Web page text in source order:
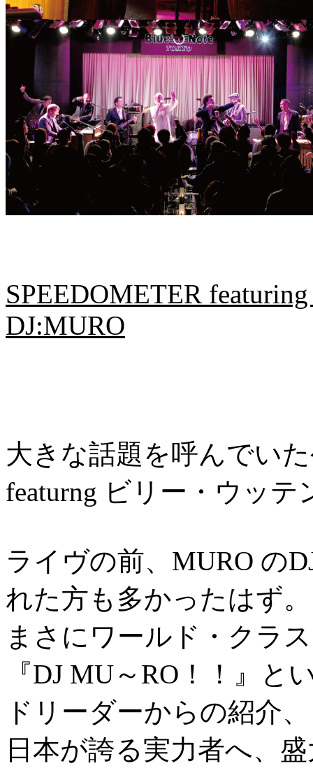
SPEEDOMETER
DJ:MURO
大きな話題を呼んでい
featurng ビリー・ウッテ
ライヴの前、MURO の
れた方も多かったはず
まさにワールド・クラ
『DJ MU～RO！！』
ドリーダーからの紹介、
日本が誇る実力者へ、